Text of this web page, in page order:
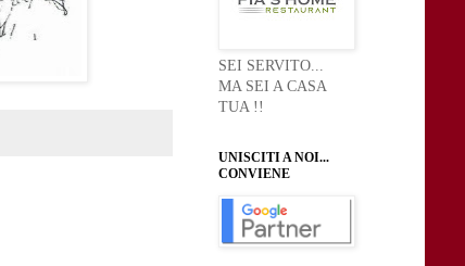
SEI SERVITO...
MA SEI A CASA
TUA !!
UNISCITI A NOI...
CONVIENE